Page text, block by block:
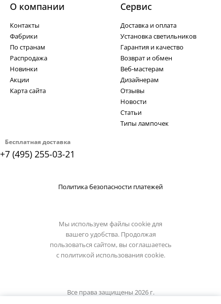
Бесплатная доставка
+7 (495) 255-03-21
О компании
Контакты
Фабрики
По странам
Распродажа
Новинки
Акции
Карта сайта
Cервис
Доставка и оплата
Установка светильников
Гарантия и качество
Возврат и обмен
Веб-мастерам
Дизайнерам
Отзывы
Новости
Статьи
Типы лампочек
Политика безопасности платежей
Мы используем файлы cookie для
вашего удобства. Продолжая
пользоваться сайтом, вы соглашаетесь
с политикой использования cookie.
Все права защищены 2026 г.